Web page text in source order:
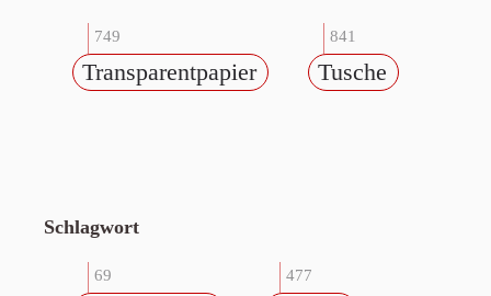
749
Transparentpapier
841
Tusche
Schlagwort
69 477